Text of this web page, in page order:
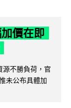
價在即
源不勝負荷，官
未公布具體加